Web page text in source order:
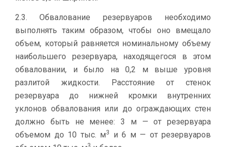
2.3. Обвалование резервуаров необходимо
выполнять таким образом, чтобы оно вмещало
объем, который равняется номинальному объему
наибольшего резервуара, находящегося в этом
обваловании, и было на 0,2 м выше уровня
разлитой жидкости. Расстояние от стенок
резервуара до нижней кромки внутренних
уклонов обвалования или до ограждающих стен
должно быть не менее: 3 м — от резервуара
объемом до 10 тыс. м3
и 6 м — от резервуаров
3